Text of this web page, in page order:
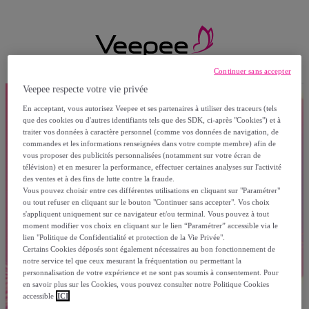
Veepee respecte votre vie privée
En acceptant, vous autorisez Veepee et ses partenaires à utiliser des traceurs (tels
que des cookies ou d'autres identifiants tels que des SDK, ci-après "Cookies") et à
traiter vos données à caractère personnel (comme vos données de navigation, de
commandes et les informations renseignées dans votre compte membre) afin de
vous proposer des publicités personnalisées (notamment sur votre écran de
télévision) et en mesurer la performance, effectuer certaines analyses sur l'activité
des ventes et à des fins de lutte contre la fraude.
Vous pouvez choisir entre ces différentes utilisations en cliquant sur "Paramétrer"
ou tout refuser en cliquant sur le bouton "Continuer sans accepter". Vos choix
s'appliquent uniquement sur ce navigateur et/ou terminal. Vous pouvez à tout
moment modifier vos choix en cliquant sur le lien “Paramétrer” accessible via le
lien "Politique de Confidentialité et protection de la Vie Privée".
Certains Cookies déposés sont également nécessaires au bon fonctionnement de
notre service tel que ceux mesurant la fréquentation ou permettant la
personnalisation de votre expérience et ne sont pas soumis à consentement. Pour
en savoir plus sur les Cookies, vous pouvez consulter notre Politique Cookies
accessible ICI
Continuer sans accepter